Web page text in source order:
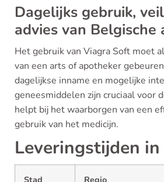
Dagelijks gebruik,
advies van Belgische
Het gebruik van Viagra Soft moet
van een arts of apotheker
dagelijkse inname en mogelijke
geneesmiddelen zijn cruciaal voor
helpt bij het waarborgen van een
gebruik van het medicijn.
Leveringstijden